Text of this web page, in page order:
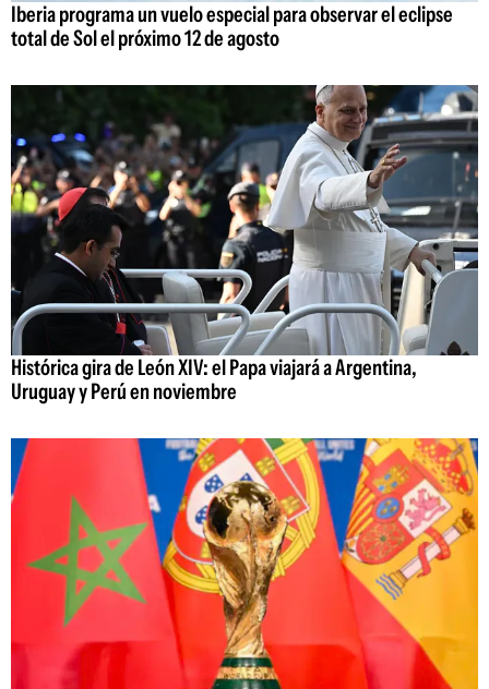
Iberia programa un vuelo especial para observar el eclipse
total de Sol el próximo 12 de agosto
Histórica gira de León XIV: el Papa viajará a Argentina,
Uruguay y Perú en noviembre